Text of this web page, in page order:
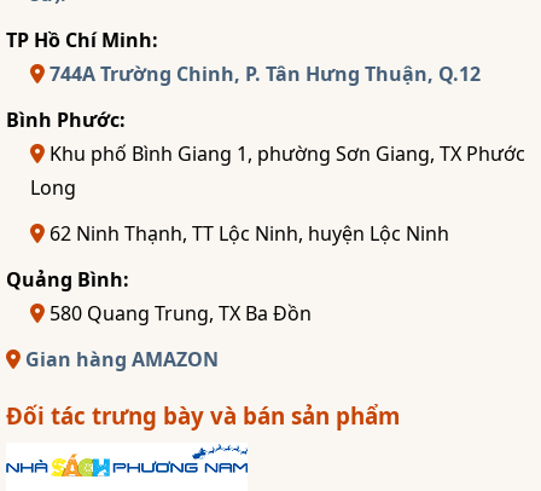
TP Hồ Chí Minh:
744A Trường Chinh, P. Tân Hưng Thuận, Q.12
Bình Phước:
Khu phố Bình Giang 1, phường Sơn Giang, TX Phước
Long
62 Ninh Thạnh, TT Lộc Ninh, huyện Lộc Ninh
Quảng Bình:
580 Quang Trung, TX Ba Đồn
Gian hàng AMAZON
Đối tác trưng bày và bán sản phẩm